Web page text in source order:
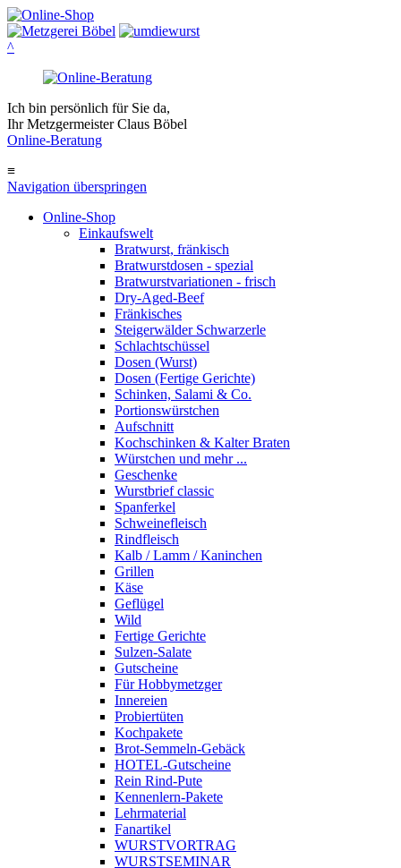
^
Ich bin persönlich für Sie da,
Ihr Metzgermeister Claus Böbel
Online-Beratung
≡
Navigation überspringen
Online-Shop
Einkaufswelt
Bratwurst, fränkisch
Bratwurst­dosen - spezial
Bratwurst­variationen - frisch
Dry-Aged-Beef
Fränkisches
Steigerwälder Schwarzerle
Schlacht­schüssel
Dosen (Wurst)
Dosen (Fertige Gerichte)
Schinken, Salami & Co.
Portions­würstchen
Aufschnitt
Kochschinken & Kalter Braten
Würstchen und mehr ...
Geschenke
Wurstbrief classic
Spanferkel
Schweine­fleisch
Rindfleisch
Kalb / Lamm / Kaninchen
Grillen
Käse
Geflügel
Wild
Fertige Gerichte
Sulzen-Salate
Gutscheine
Für Hobbymetzger
Innereien
Probiertüten
Kochpakete
Brot-Semmeln-Gebäck
HOTEL-Gutscheine
Rein Rind-Pute
Kennenlern-Pakete
Lehrmaterial
Fanartikel
WURST­VORTRAG
WURST­SEMINAR